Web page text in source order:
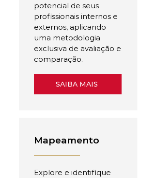
potencial de seus
profissionais internos e
externos, aplicando
uma metodologia
exclusiva de avaliação e
comparação.
SAIBA MAIS
Mapeamento
Explore e identifique